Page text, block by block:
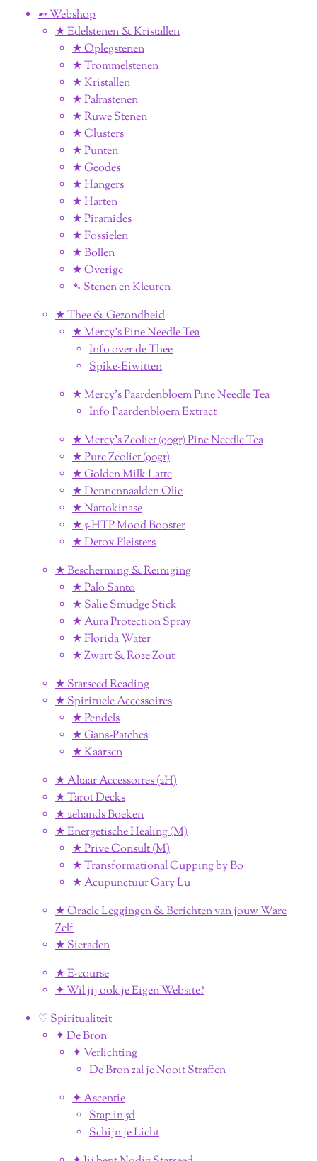
➸ Webshop
★ Edelstenen & Kristallen
★ Oplegstenen
★ Trommelstenen
★ Kristallen
★ Palmstenen
★ Ruwe Stenen
★ Clusters
★ Punten
★ Geodes
★ Hangers
★ Harten
★ Piramides
★ Fossielen
★ Bollen
★ Overige
➴ Stenen en Kleuren
★ Thee & Gezondheid
★ Mercy's Pine Needle Tea
Info over de Thee
Spike-Eiwitten
★ Mercy's Paardenbloem Pine Needle Tea
Info Paardenbloem Extract
★ Mercy's Zeoliet (90gr) Pine Needle Tea
★ Pure Zeoliet (90gr)
★ Golden Milk Latte
★ Dennennaalden Olie
★ Nattokinase
★ 5-HTP Mood Booster
★ Detox Pleisters
★ Bescherming & Reiniging
★ Palo Santo
★ Salie Smudge Stick
★ Aura Protection Spray
★ Florida Water
★ Zwart & Roze Zout
★ Starseed Reading
★ Spirituele Accessoires
★ Pendels
★ Gans-Patches
★ Kaarsen
★ Altaar Accessoires (2H)
★ Tarot Decks
★ 2ehands Boeken
★ Energetische Healing (M)
★ Prive Consult (M)
★ Transformational Cupping by Bo
★ Acupunctuur Gary Lu
★ Oracle Leggingen & Berichten van jouw Ware
Zelf
★ Sieraden
★ E-course
✦ Wil jij ook je Eigen Website?
♡ Spiritualiteit
✦ De Bron
✦ Verlichting
De Bron zal je Nooit Straffen
✦ Ascentie
Stap in 5d
Schijn je Licht